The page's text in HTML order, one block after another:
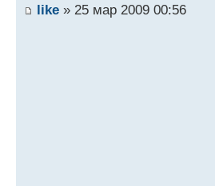
like » 25 мар 2009 00:56